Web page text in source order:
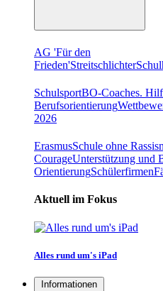
AG 'Für den
Frieden'Streitschlichter
SchulsportBO-Coaches.
Berufsorientierung
2026
ErasmusSchule ohne
CourageUnterstützung und
OrientierungSchülerfirmen
Aktuell im Fokus
Alles rund um's iPad
Informationen